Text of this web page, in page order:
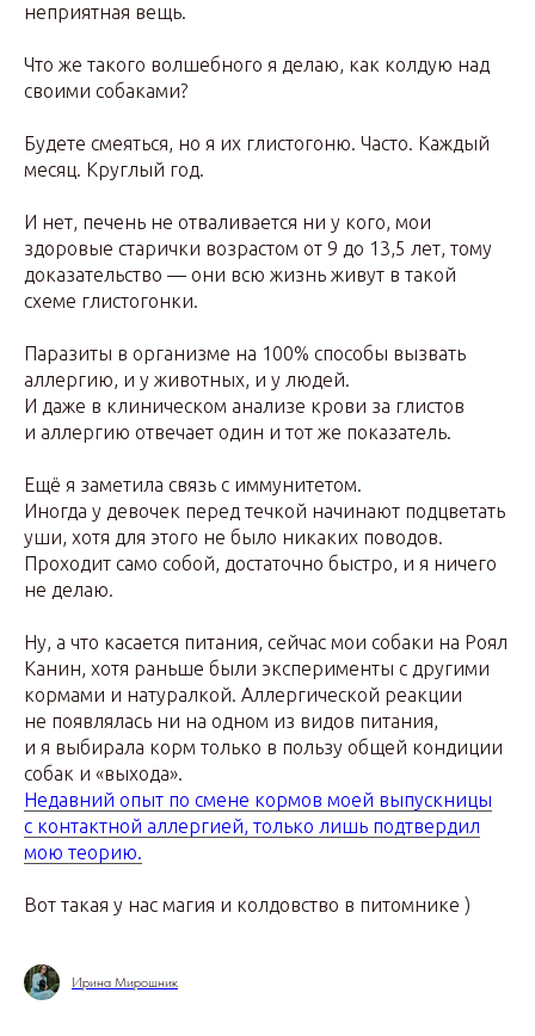
неприятная вещь.
Что же такого волшебного я делаю, как колдую над
своими собаками?
Будете смеяться, но я их глистогоню. Часто. Каждый
месяц. Круглый год.
И нет, печень не отваливается ни у кого, мои
здоровые старички возрастом от 9 до 13,5 лет, тому
доказательство — они всю жизнь живут в такой
схеме глистогонки.
Паразиты в организме на 100% способы вызвать
аллергию, и у животных, и у людей.
И даже в клиническом анализе крови за глистов
и аллергию отвечает один и тот же показатель.
Ещё я заметила связь с иммунитетом.
Иногда у девочек перед течкой начинают подцветать
уши, хотя для этого не было никаких поводов.
Проходит само собой, достаточно быстро, и я ничего
не делаю.
Ну, а что касается питания, сейчас мои собаки на Роял
Канин, хотя раньше были эксперименты с другими
кормами и натуралкой. Аллергической реакции
не появлялась ни на одном из видов питания,
и я выбирала корм только в пользу общей кондиции
собак и «выхода».
Недавний опыт по смене кормов моей выпускницы
с контактной аллергией, только лишь подтвердил
мою теорию.
Вот такая у нас магия и колдовство в питомнике )
Ирина Мирошник